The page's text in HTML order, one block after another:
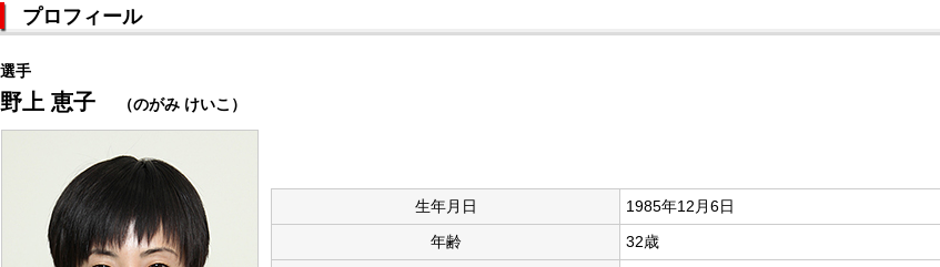
プロフィール
選手
野上 恵子 （のがみ けいこ）
生年月日
1985年12月6日
年齢
32歳